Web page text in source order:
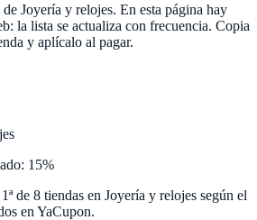
de Joyería y relojes. En esta página hay
la lista se actualiza con frecuencia. Copia
y aplícalo al pagar.
15%
1ª de 8 tiendas en Joyería y relojes según el
en YaCupon.